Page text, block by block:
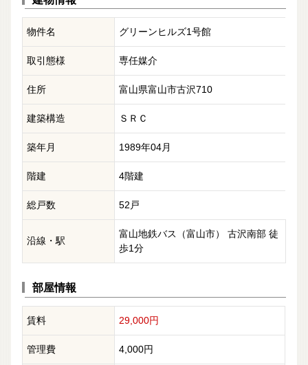
物件名 グリーンヒルズ1号館
取引態様 専任媒介
住所 富山県富山市古沢710
建築構造 ＳＲＣ
築年月 1989年04月
階建 4階建
総戸数 52戸
沿線・駅
富山地鉄バス（富山市） 古沢南部 徒
歩1分
部屋情報
賃料 29,000円
管理費 4,000円